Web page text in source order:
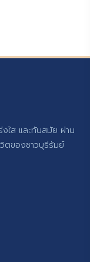
งใส และทันสมัย ผ่าน
ตของชาวบุรีรัมย์